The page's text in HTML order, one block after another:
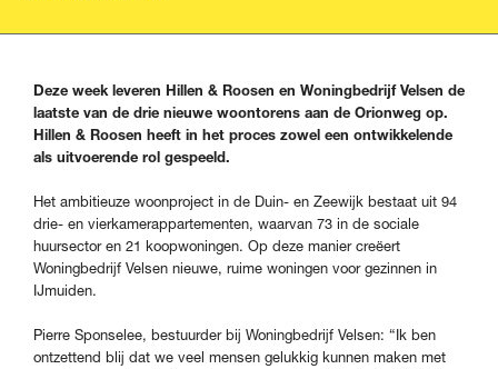
Deze week leveren Hillen & Roosen en Woningbedrijf Velsen de
laatste van de drie nieuwe woontorens aan de Orionweg op.
Hillen & Roosen heeft in het proces zowel een ontwikkelende
als uitvoerende rol gespeeld.
Het ambitieuze woonproject in de Duin- en Zeewijk bestaat uit 94
drie- en vierkamerappartementen, waarvan 73 in de sociale
huursector en 21 koopwoningen. Op deze manier creëert
Woningbedrijf Velsen nieuwe, ruime woningen voor gezinnen in
IJmuiden.
Pierre Sponselee, bestuurder bij Woningbedrijf Velsen: “Ik ben
ontzettend blij dat we veel mensen gelukkig kunnen maken met